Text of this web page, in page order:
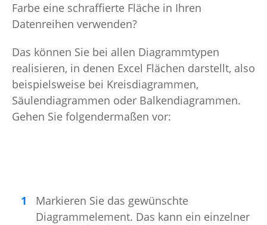
Farbe eine schraffierte Fläche in Ihren
Datenreihen verwenden?
Das können Sie bei allen Diagrammtypen
realisieren, in denen Excel Flächen darstellt, also
beispielsweise bei Kreisdiagrammen,
Säulendiagrammen oder Balkendiagrammen.
Gehen Sie folgendermaßen vor:
Markieren Sie das gewünschte
Diagrammelement. Das kann ein einzelner